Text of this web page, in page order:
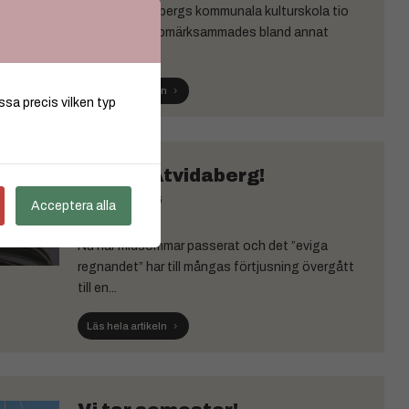
I år firar Åtvidabergs kommunala kulturskola tio
år. Jubileet uppmärksammades bland annat
Läs hela artikeln
Hejsan Åtvidaberg!
JUL 09, 2026
Nu har midsommar passerat och det ”eviga
regnandet” har till mångas förtjusning övergått
till en...
Läs hela artikeln
precis vilken typ
Acceptera alla